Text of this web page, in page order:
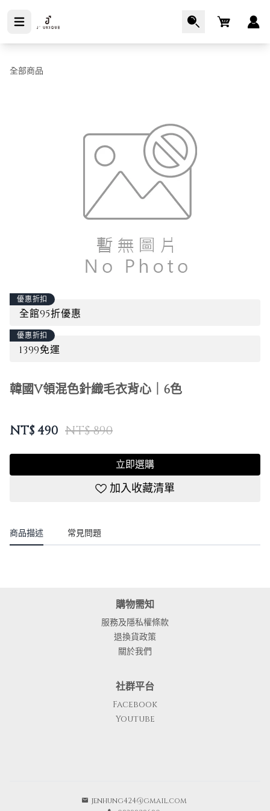
Cart
全部商品
優惠折扣
全館95折優惠
優惠折扣
1399免運
韓國V領混色針織毛衣背心｜6色
NT$490 NT$ 890
立即選購
加入收藏清單
商品描述 常見問題
購物需知
服務及隱私權條款
退換貨政策
關於我們
社群平台
Facebook
Youtube
jenhung424@gmail.com